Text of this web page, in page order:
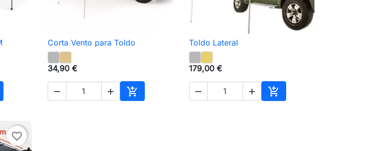
ao carrinho
 Vista rápida
Corta Vento para Toldo
34,90 €
  
Adicionar ao carrinho
 Vista rápida
Toldo Lateral
179,00 €
  
Adicionar ao carrinho
favorite_border